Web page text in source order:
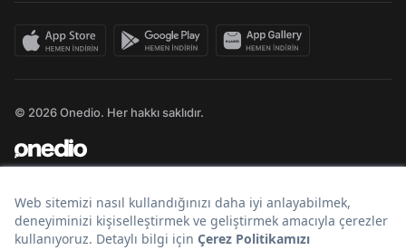
© 2026 Onedio. Her hakkı saklıdır.
Bir markasıdır.